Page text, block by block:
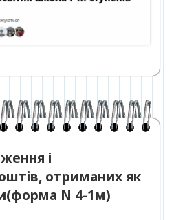
і
отриманих як
N 4-1м)